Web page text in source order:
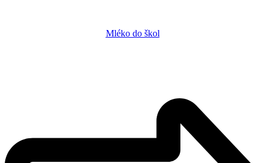
Mléko do škol